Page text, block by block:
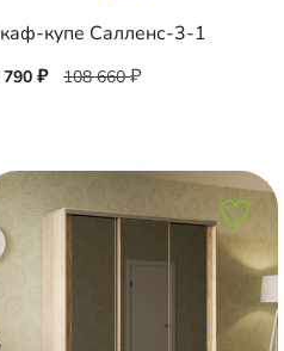
купе Салленс-3-1
790 108 660